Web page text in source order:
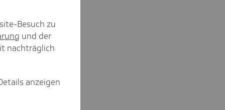
Besuch zu
und der
nachträglich
anzeigen